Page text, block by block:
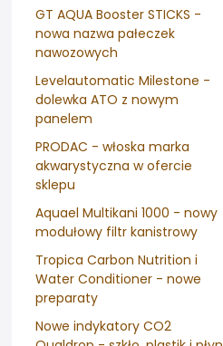
GT AQUA Booster STICKS -
nowa nazwa pałeczek
nawozowych
Levelautomatic Milestone -
dolewka ATO z nowym
panelem
PRODAC - włoska marka
akwarystyczna w ofercie
sklepu
Aquael Multikani 1000 - nowy
modułowy filtr kanistrowy
Tropica Carbon Nutrition i
Water Conditioner - nowe
preparaty
Nowe indykatory CO2